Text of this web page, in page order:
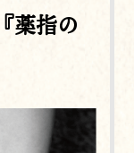
薬指の